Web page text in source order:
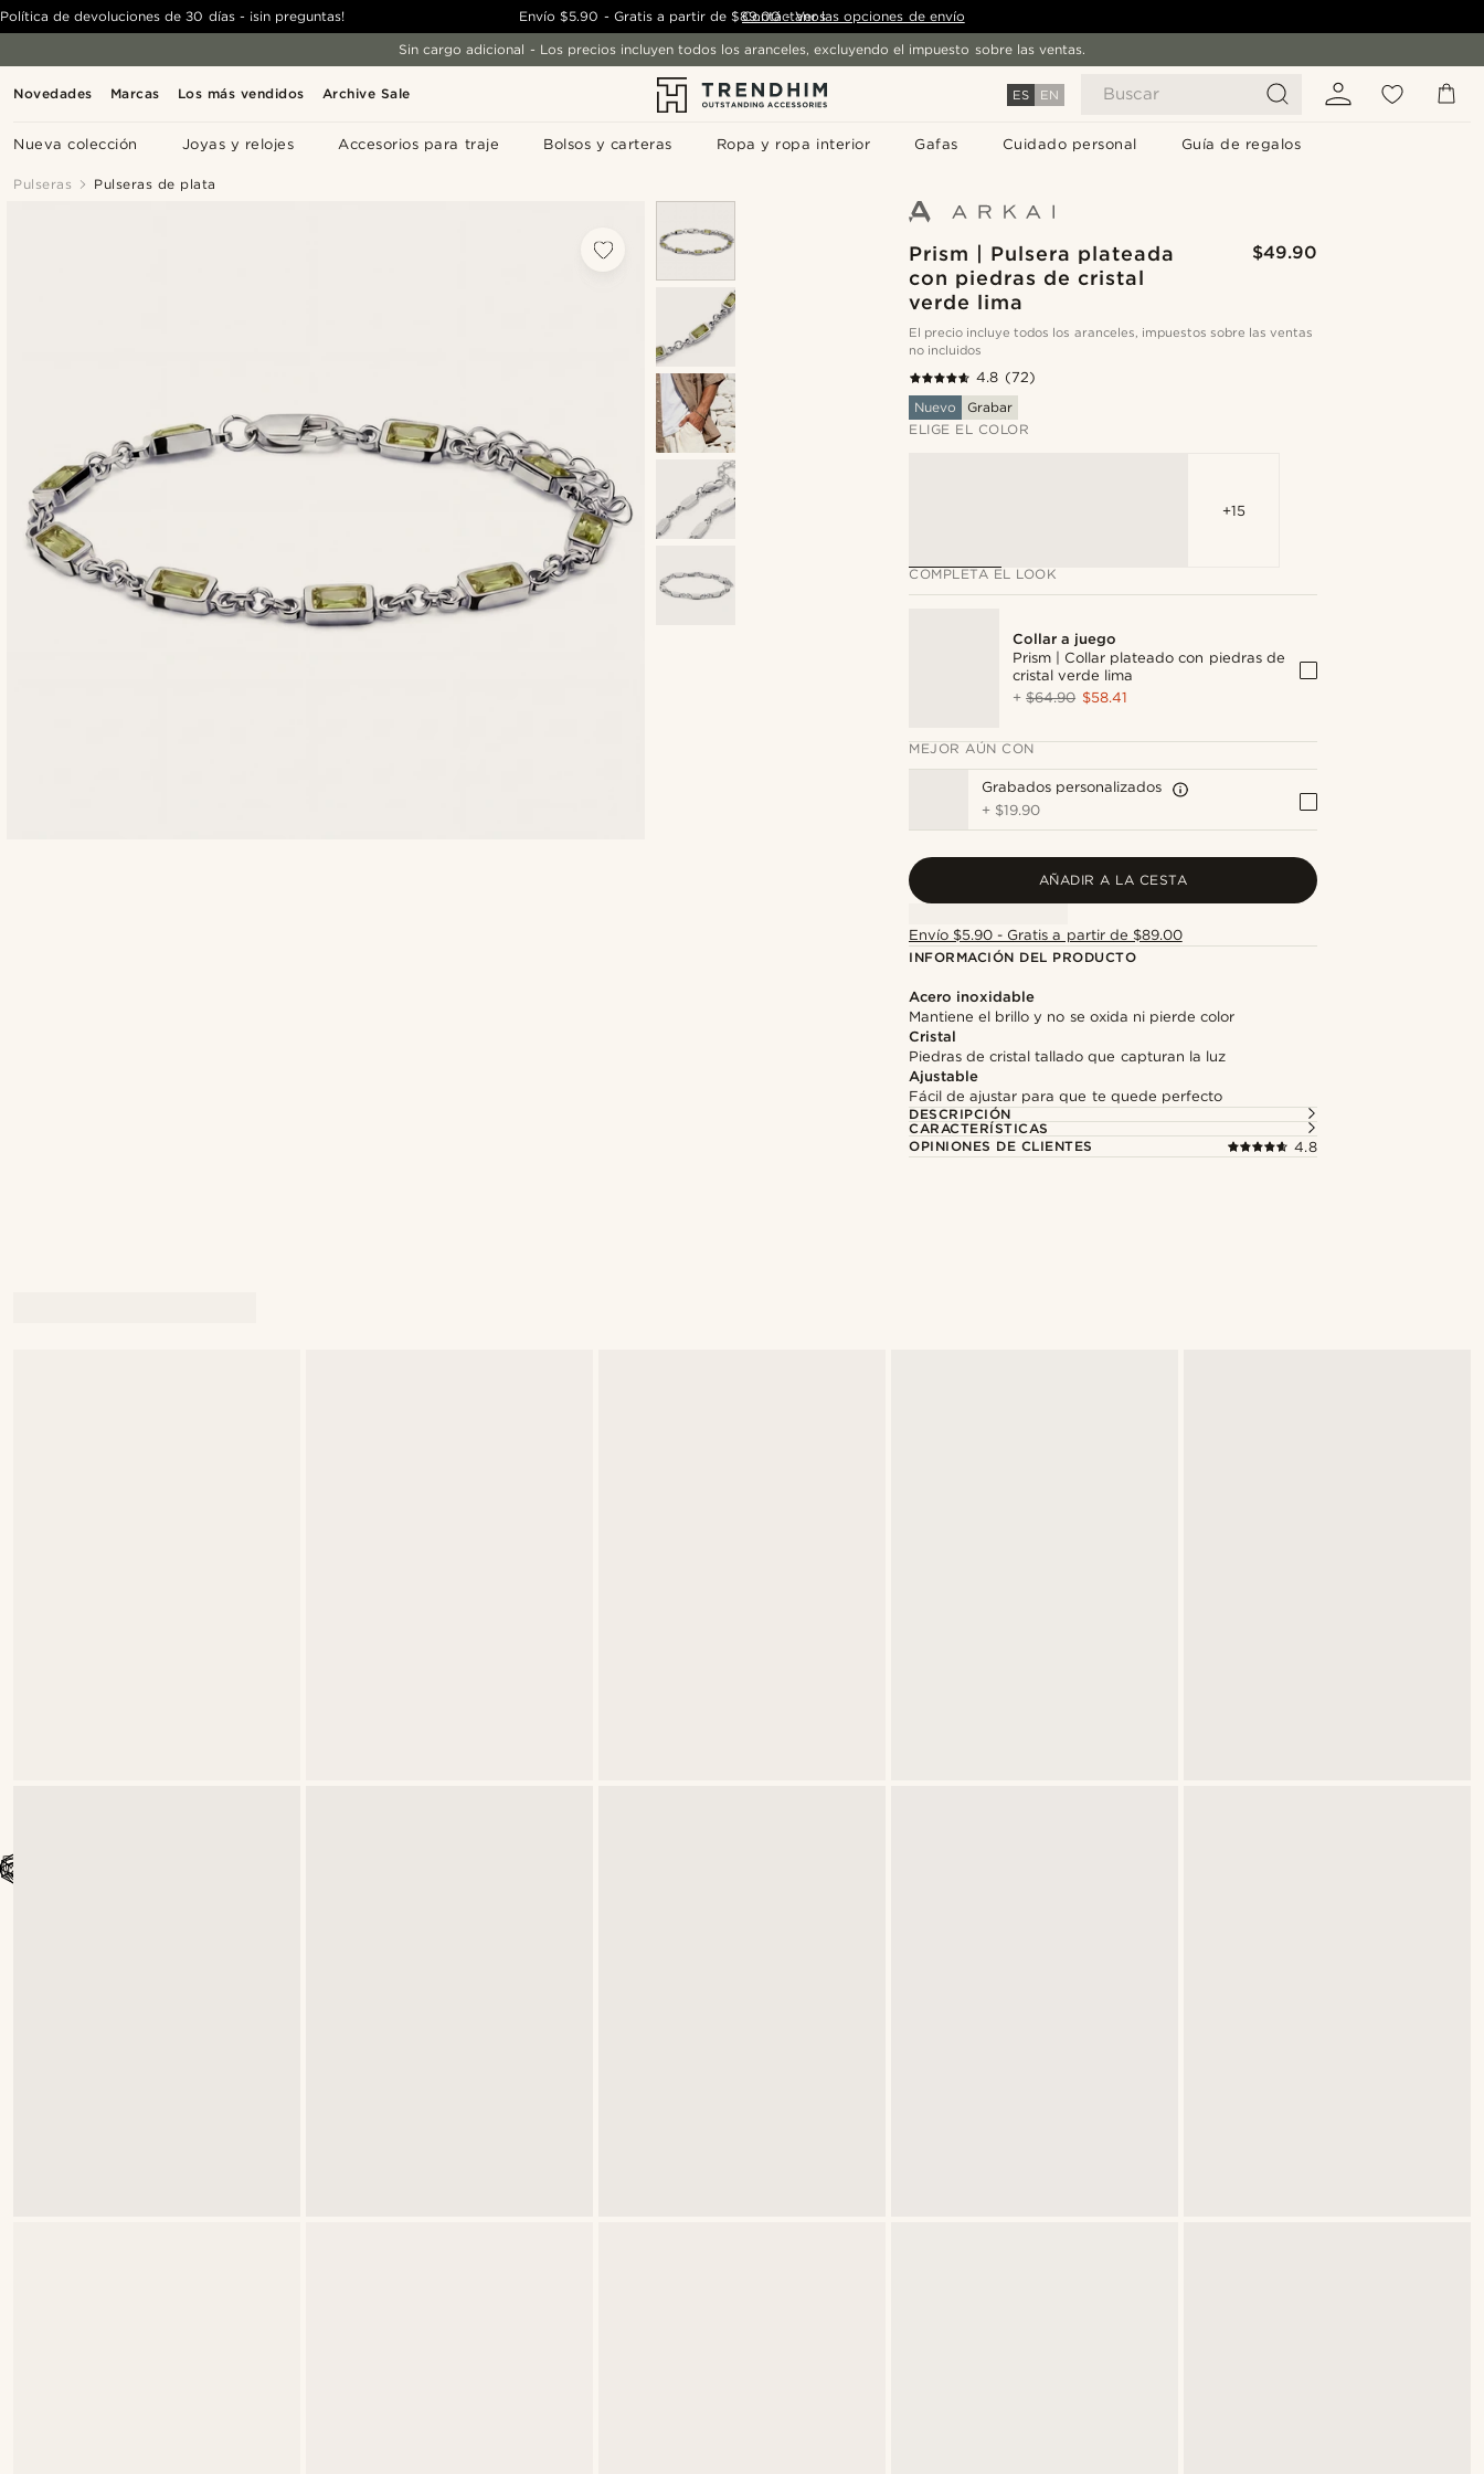
Novedades Marcas Los más vendidos Archive Sale ES EN Buscar
Nueva colección Joyas y relojes Accesorios para traje Bolsos y carteras Ropa y ropa interior Gafas Cuidado personal Guía de regalos
Política de devoluciones de 30 días - ¡sin preguntas! Envío $5.90 - Gratis a partir de $89.00 - Ver las opciones de envío
Contáctanos
Sin cargo adicional - Los precios incluyen todos los aranceles, excluyendo el impuesto sobre las ventas.
Pulseras Pulseras de plata
Prism | Pulsera plateada
con piedras de cristal
verde lima
$49.90
El precio incluye todos los aranceles, impuestos sobre las ventas
no incluidos
4.8 (72)
Nuevo
Grabar
ELIGE EL COLOR
+15
COMPLETA EL LOOK
Collar a juego
Prism | Collar plateado con piedras de
cristal verde lima
+$64.90 $58.41
MEJOR AÚN CON
Grabados personalizados
+ $19.90
AÑADIR A LA CESTA
Envío $5.90 - Gratis a partir de $89.00
INFORMACIÓN DEL PRODUCTO
Acero inoxidable
Mantiene el brillo y no se oxida ni pierde color
Cristal
Piedras de cristal tallado que capturan la luz
Ajustable
Fácil de ajustar para que te quede perfecto
DESCRIPCIÓN
CARACTERÍSTICAS
OPINIONES DE CLIENTES
4.8